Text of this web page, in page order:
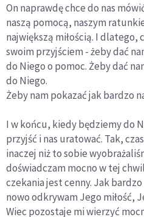
On naprawdę chce do nas
naszą pomocą, naszym
największą miłością. I dlatego,
swoim przyjściem - żeby dać
do Niego o pomoc. Żeby dać
do Niego.
Żeby nam pokazać jak bardzo
I w końcu, kiedy będziemy do
przyjść i nas uratować. Tak,
inaczej niż to sobie
doświadczam mocno w tej
czekania jest cenny. Jak
nowo odkrywam Jego miłość,
Wiec pozostaje mi wierzyć